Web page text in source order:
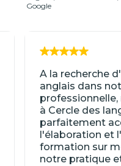
A la recherche
anglais dans
professionnelle,
à Cercle des
parfaitement
l'élaboration et
formation sur
notre pratique